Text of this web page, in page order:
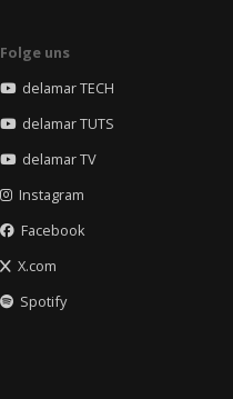
Folge uns
delamar TECH
delamar TUTS
delamar TV
Instagram
Facebook
X.com
Spotify